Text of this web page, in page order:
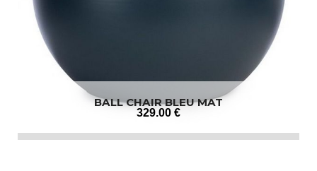
BALL CHAIR BLEU MAT
329.00 €